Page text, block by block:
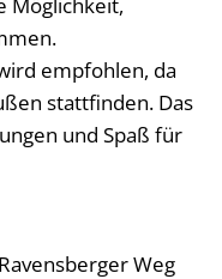
empfohlen, da
stattfinden. Das
und Spaß für
Weg